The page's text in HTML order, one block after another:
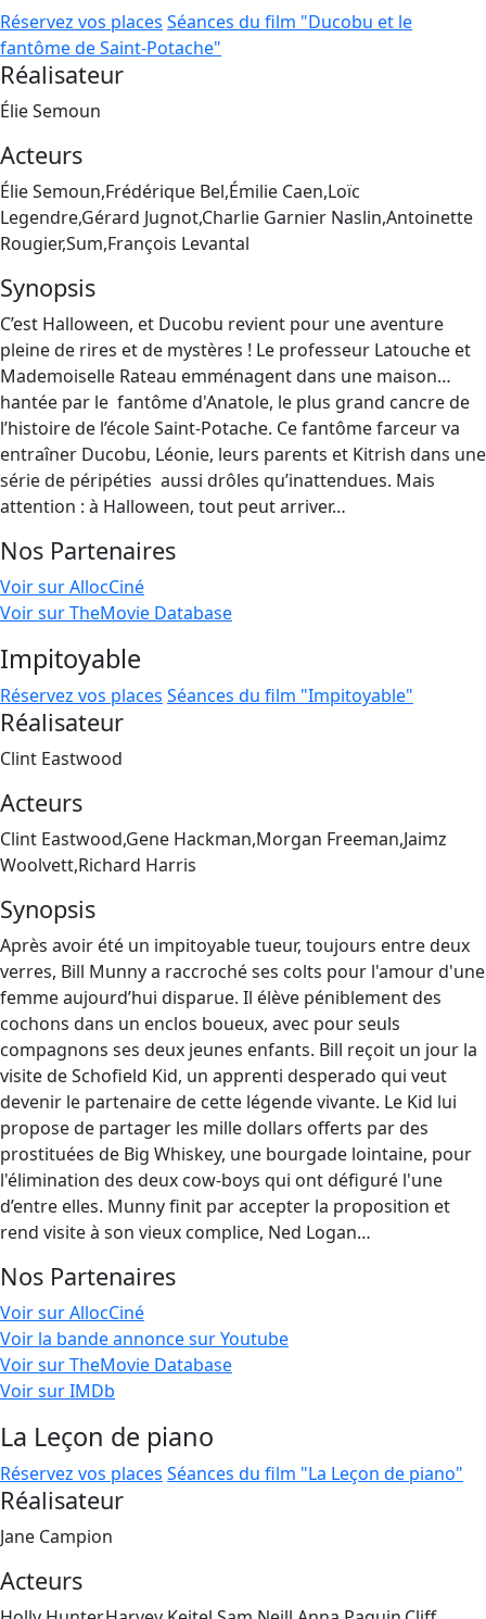
Réservez vos places Séances du film "Ducobu et le
fantôme de Saint-Potache"
Réalisateur
Élie Semoun
Acteurs
Élie Semoun,Frédérique Bel,Émilie Caen,Loïc
Legendre,Gérard Jugnot,Charlie Garnier Naslin,Antoinette
Rougier,Sum,François Levantal
Synopsis
C’est Halloween, et Ducobu revient pour une aventure
pleine de rires et de mystères ! Le professeur Latouche et
Mademoiselle Rateau emménagent dans une maison…
hantée par le ​ fantôme d'Anatole, le plus grand cancre de
l’histoire de l’école Saint-Potache. Ce fantôme farceur va
entraîner Ducobu, Léonie, leurs parents et Kitrish dans une
série de péripéties ​ aussi drôles qu’inattendues. Mais
attention : à Halloween, tout peut arriver…
Nos Partenaires
Voir sur AllocCiné
Voir sur TheMovie Database
Impitoyable
Réservez vos places Séances du film "Impitoyable"
Réalisateur
Clint Eastwood
Acteurs
Clint Eastwood,Gene Hackman,Morgan Freeman,Jaimz
Woolvett,Richard Harris
Synopsis
Après avoir été un impitoyable tueur, toujours entre deux
verres, Bill Munny a raccroché ses colts pour l'amour d'une
femme aujourd’hui disparue. Il élève péniblement des
cochons dans un enclos boueux, avec pour seuls
compagnons ses deux jeunes enfants. Bill reçoit un jour la
visite de Schofield Kid, un apprenti desperado qui veut
devenir le partenaire de cette légende vivante. Le Kid lui
propose de partager les mille dollars offerts par des
prostituées de Big Whiskey, une bourgade lointaine, pour
l'élimination des deux cow‐boys qui ont défiguré l'une
d’entre elles. Munny finit par accepter la proposition et
rend visite à son vieux complice, Ned Logan…
Nos Partenaires
Voir sur AllocCiné
Voir la bande annonce sur Youtube
Voir sur TheMovie Database
Voir sur IMDb
La Leçon de piano
Réservez vos places Séances du film "La Leçon de piano"
Réalisateur
Jane Campion
Acteurs